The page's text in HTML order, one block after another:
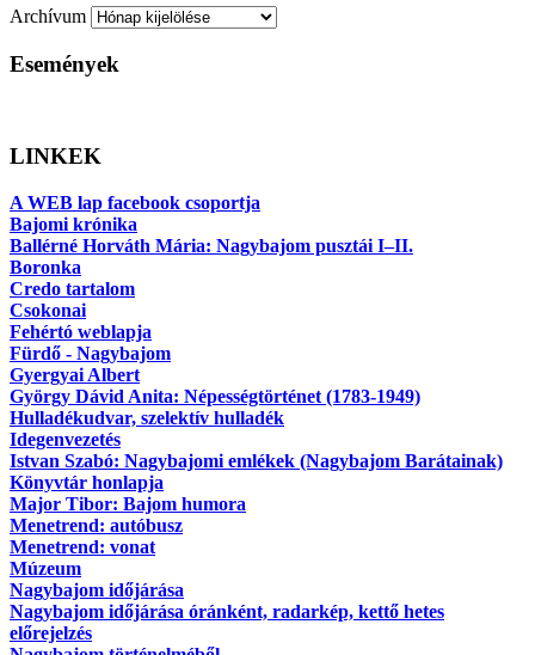
Archívum
Események
LINKEK
A WEB lap facebook csoportja
Bajomi krónika
Ballérné Horváth Mária: Nagybajom pusztái I–II.
Boronka
Credo tartalom
Csokonai
Fehértó weblapja
Fürdő - Nagybajom
Gyergyai Albert
György Dávid Anita: Népességtörténet (1783-1949)
Hulladékudvar, szelektív hulladék
Idegenvezetés
Istvan Szabó: Nagybajomi emlékek (Nagybajom Barátainak)
Könyvtár honlapja
Major Tibor: Bajom humora
Menetrend: autóbusz
Menetrend: vonat
Múzeum
Nagybajom időjárása
Nagybajom időjárása óránként, radarkép, kettő hetes
előrejelzés